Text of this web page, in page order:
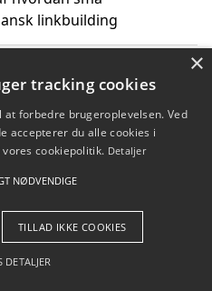
linkbuilding
ekspert og vælg den
din løsning
- Pilanto Aps
×
tracking cookies
forbedre brugeroplevelsen. Ved
accepterer du alle cookies i
cookiepolitik. Detaljer
NØDVENDIGE
TILLAD IKKE COOKIES
DETALJER